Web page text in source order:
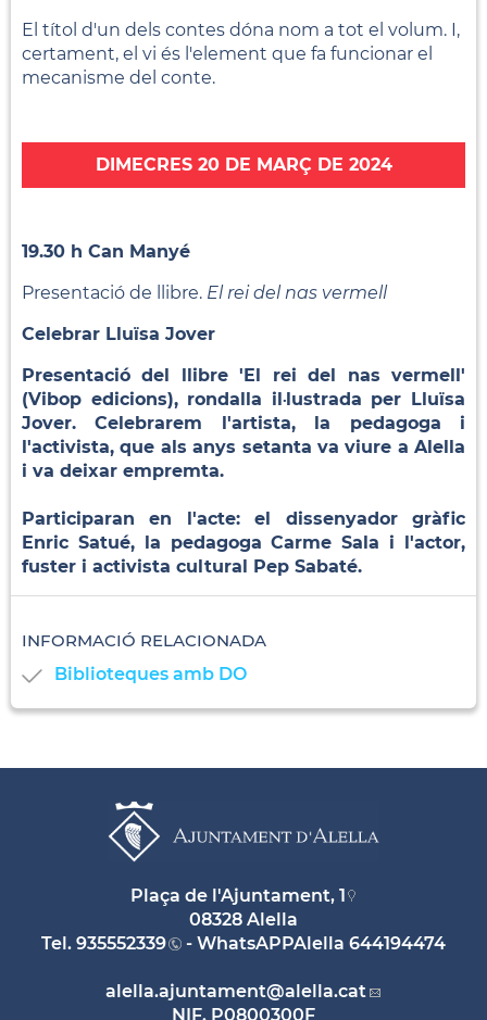
El títol d'un dels contes dóna nom a tot el volum. I,
certament, el vi és l'element que fa funcionar el
mecanisme del conte.
DIMECRES 20 DE MARÇ DE 2024
19.30 h Can Manyé
Presentació de llibre. El rei del nas vermell
Celebrar Lluïsa Jover
Presentació del llibre 'El rei del nas vermell'
(Vibop edicions), rondalla il·lustrada per Lluïsa
Jover. Celebrarem l'artista, la pedagoga i
l'activista, que als anys setanta va viure a Alella
i va deixar empremta.
Participaran en l'acte: el dissenyador gràfic
Enric Satué, la pedagoga Carme Sala i l'actor,
fuster i activista cultural Pep Sabaté.
INFORMACIÓ RELACIONADA
Biblioteques amb DO
Plaça de l'Ajuntament, 1
08328 Alella
Tel. 935552339 - WhatsAPPAlella 644194474
alella.ajuntament@alella.cat
NIF. P0800300F